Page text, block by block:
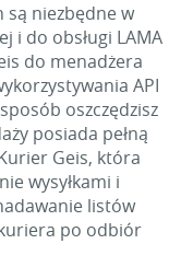
niezbędne w
i do obsługi LAMA
do menadżera
API
oszczędzisz
posiada pełną
Geis, która
wysyłkami i
listów
po odbiór